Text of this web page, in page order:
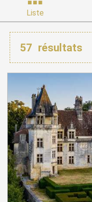
Liste
57 résultats